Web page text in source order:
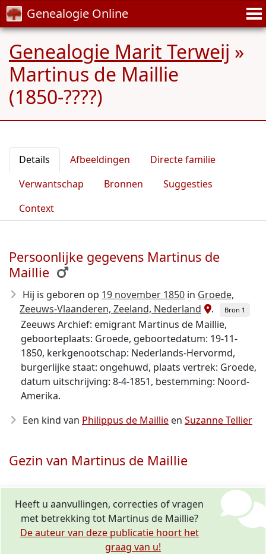
Genealogie Online
Genealogie Marit Terweij »
Martinus de Maillie
(1850-????)
Details Afbeeldingen
Directe familie
Verwantschap
Bronnen
Suggesties
Context
Persoonlijke gegevens Martinus de
Maillie
Hij is geboren op 19 november 1850 in Groede,
Zeeuws-Vlaanderen, Zeeland, Nederland
. Bron 1
Zeeuws Archief: emigrant Martinus de Maillie,
geboorteplaats: Groede, geboortedatum: 19-11-
1850, kerkgenootschap: Nederlands-Hervormd,
burgerlijke staat: ongehuwd, plaats vertrek: Groede,
datum uitschrijving: 8-4-1851, bestemming: Noord-
Amerika.
Een kind van Philippus de Maillie en Suzanne Tellier
Gezin van Martinus de Maillie
Heeft u aanvullingen, correcties of vragen
met betrekking tot Martinus de Maillie?
De auteur van deze publicatie hoort het
graag van u!